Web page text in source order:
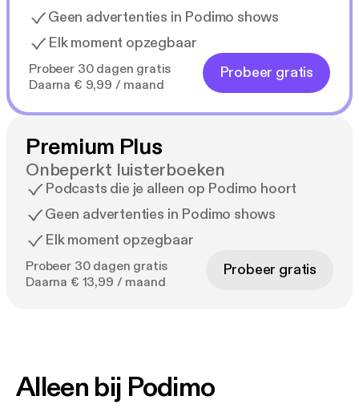
Geen advertenties in Podimo shows
Elk moment opzegbaar
Probeer 30 dagen gratis
Daarna € 9,99 / maand
Probeer gratis
Premium Plus
Onbeperkt luisterboeken
Podcasts die je alleen op Podimo hoort
Geen advertenties in Podimo shows
Elk moment opzegbaar
Probeer 30 dagen gratis
Daarna € 13,99 / maand
Probeer gratis
Alleen bij Podimo